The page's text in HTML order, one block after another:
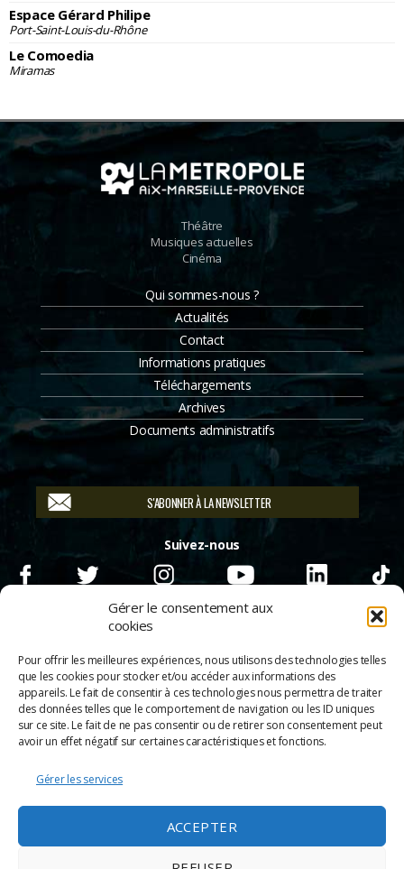
Gérer le consentement aux
cookies
Pour offrir les meilleures expériences, nous utilisons des technologies telles
que les cookies pour stocker et/ou accéder aux informations des
appareils. Le fait de consentir à ces technologies nous permettra de traiter
des données telles que le comportement de navigation ou les ID uniques
sur ce site. Le fait de ne pas consentir ou de retirer son consentement peut
avoir un effet négatif sur certaines caractéristiques et fonctions.
Gérer les services
ACCEPTER
Espace Gérard Philipe
Port-Saint-Louis-du-Rhône
Le Comoedia
Miramas
Théâtre
Musiques actuelles
Cinéma
Qui sommes-nous ?
Actualités
Contact
Informations pratiques
Téléchargements
Archives
Documents administratifs
S'ABONNER À LA NEWSLETTER
Suivez-nous
© 2026Scènes & Cinés